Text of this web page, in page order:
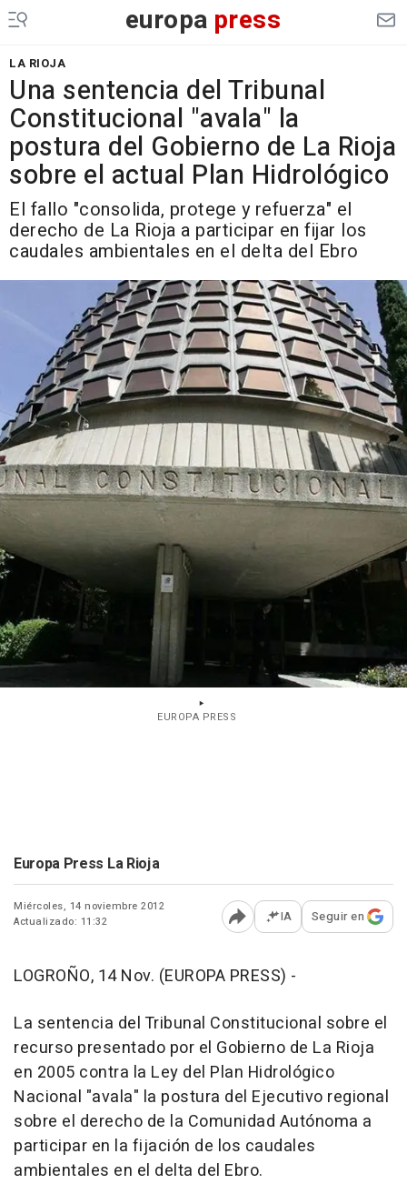
europa press
LA RIOJA
Una sentencia del Tribunal
Constitucional "avala" la
postura del Gobierno de La Rioja
sobre el actual Plan Hidrológico
El fallo "consolida, protege y refuerza" el
derecho de La Rioja a participar en fijar los
caudales ambientales en el delta del Ebro
EUROPA PRESS
Europa Press La Rioja
Miércoles, 14 noviembre 2012
Actualizado: 11:32
Abrir opciones para
IA Seguir en
LOGROÑO, 14 Nov. (EUROPA PRESS) -
La sentencia del Tribunal Constitucional sobre el
recurso presentado por el Gobierno de La Rioja
en 2005 contra la Ley del Plan Hidrológico
Nacional "avala" la postura del Ejecutivo regional
sobre el derecho de la Comunidad Autónoma a
participar en la fijación de los caudales
ambientales en el delta del Ebro.